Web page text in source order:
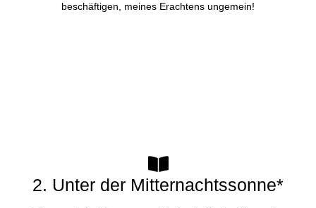
beschäftigen, meines Erachtens ungemein!
2. Unter der Mitternachtssonne*